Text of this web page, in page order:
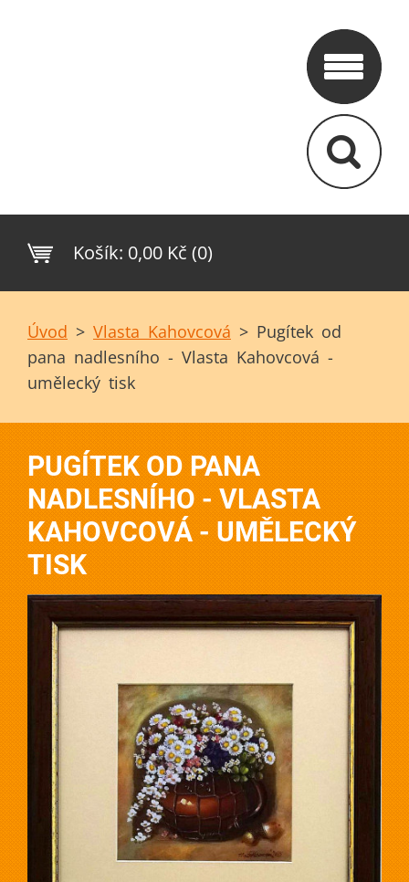
Košík: 0,00 Kč (0)
Úvod > Vlasta Kahovcová > Pugítek od
pana nadlesního - Vlasta Kahovcová -
umělecký tisk
PUGÍTEK OD PANA
NADLESNÍHO - VLASTA
KAHOVCOVÁ - UMĚLECKÝ
TISK